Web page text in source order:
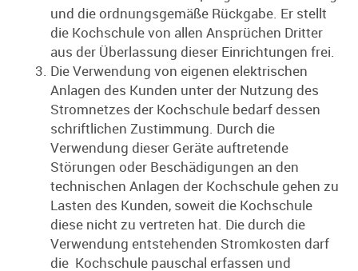
und die ordnungsgemäße Rückgabe. Er stellt
die Kochschule von allen Ansprüchen Dritter
aus der Überlassung dieser Einrichtungen frei.
Die Verwendung von eigenen elektrischen
Anlagen des Kunden unter der Nutzung des
Stromnetzes der Kochschule bedarf dessen
schriftlichen Zustimmung. Durch die
Verwendung dieser Geräte auftretende
Störungen oder Beschädigungen an den
technischen Anlagen der Kochschule gehen zu
Lasten des Kunden, soweit die Kochschule
diese nicht zu vertreten hat. Die durch die
Verwendung entstehenden Stromkosten darf
die Kochschule pauschal erfassen und